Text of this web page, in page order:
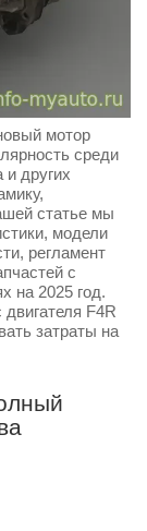
мотор
среди
других
статье мы
модели
регламент
с
на 2025 год.
F4R
затраты на